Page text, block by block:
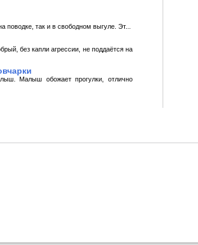
поводке, так и в свободном выгуле. Эт...
без капли агрессии, не поддаётся на
Малыш обожает прогулки, отлично